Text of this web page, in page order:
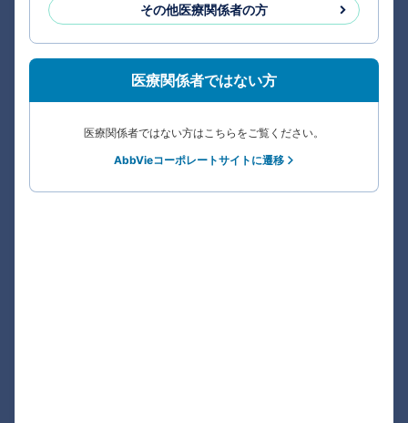
その他医療関係者の方
医療関係者ではない方
医療関係者ではない方はこちらをご覧ください。
AbbVieコーポレートサイトに遷移